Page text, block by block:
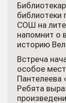
библиотеки
СОШ на
напомнит о
историю
Встреча
особое
Пантелеева
Ребята